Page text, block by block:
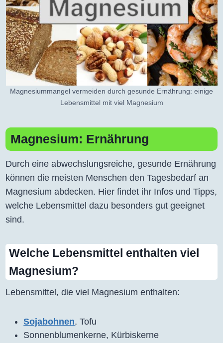
Magnesiummangel vermeiden durch gesunde Ernährung: einige
Lebensmittel mit viel Magnesium
Magnesium: Ernährung
Durch eine abwechslungsreiche, gesunde Ernährung
können die meisten Menschen den Tagesbedarf an
Magnesium abdecken. Hier findet ihr Infos und Tipps,
welche Lebensmittel dazu besonders gut geeignet
sind.
Welche Lebensmittel enthalten viel
Magnesium?
Lebensmittel, die viel Magnesium enthalten:
Sojabohnen, Tofu
Sonnenblumenkerne, Kürbiskerne